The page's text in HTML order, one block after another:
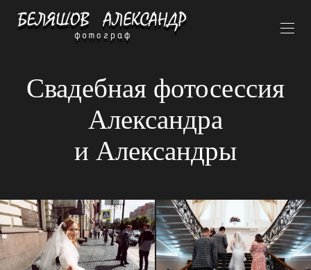
Свадебная фотосессия
Александра
и Александры